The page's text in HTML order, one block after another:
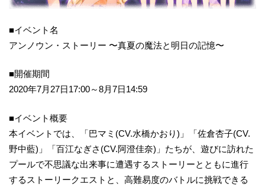
■イベント名
アンノウン・ストーリー 〜真夏の魔法と明日の記憶〜
■開催期間
2020年7月27日17:00～8月7日14:59
■イベント概要
本イベントでは、「巴マミ(CV.水橋かおり)」「佐倉杏子(CV.
野中藍)」「百江なぎさ(CV.阿澄佳奈)」たちが、遊びに訪れた
プールで不思議な出来事に遭遇するストーリーとともに進行
するストーリークエストと、高難易度のバトルに挑戦できる